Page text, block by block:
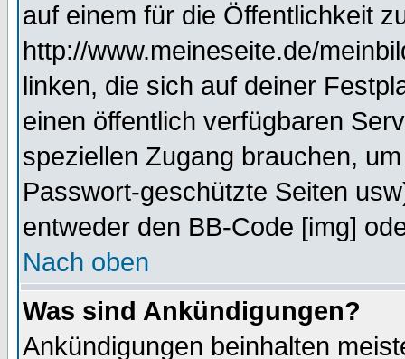
auf einem für die Öffentlichkeit
http://www.meineseite.de/
linken, die sich auf deiner
einen öffentlich verfügbaren
speziellen Zugang brauchen,
Passwort-geschützte Seiten
entweder den BB-Code [img]
Nach oben
Was sind Ankündigungen?
Ankündigungen beinhalten